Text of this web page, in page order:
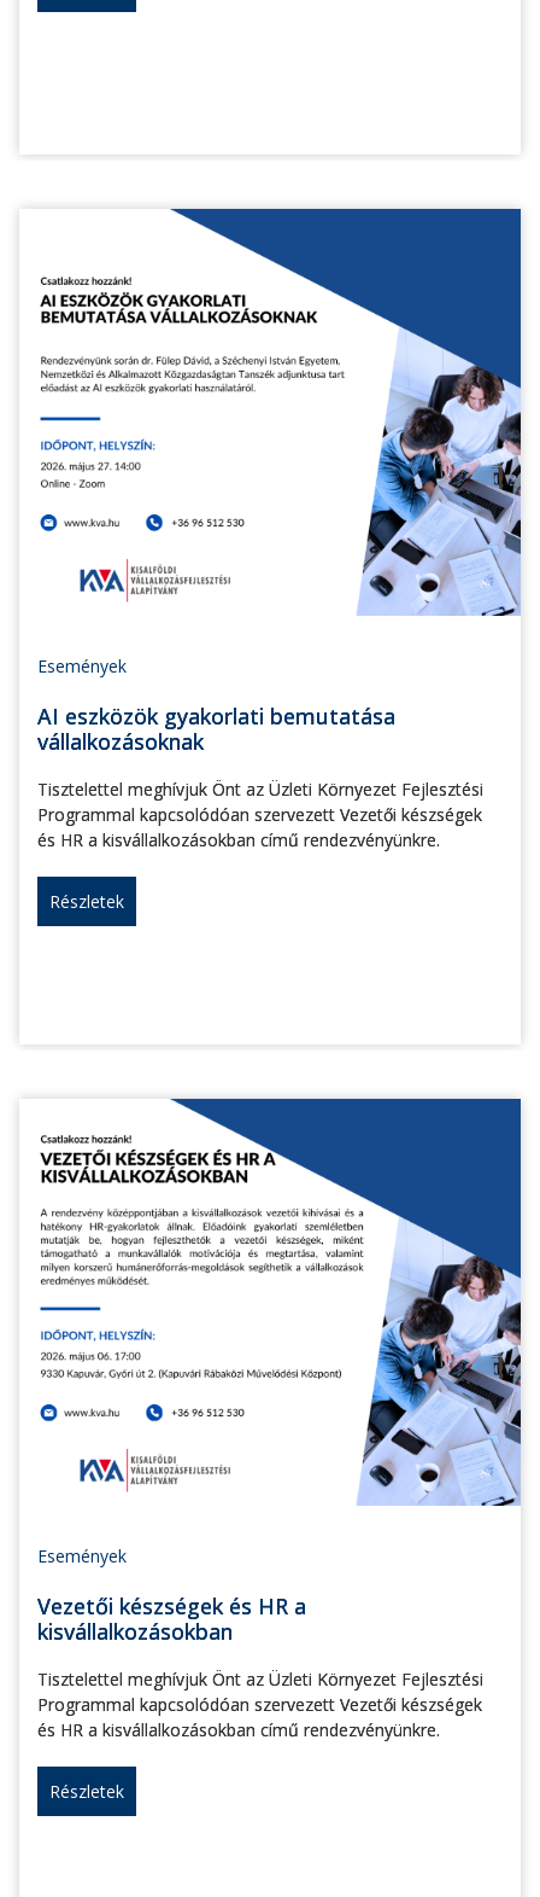
Események
AI eszközök gyakorlati bemutatása
vállalkozásoknak
Tisztelettel meghívjuk Önt az Üzleti Környezet Fejlesztési
Programmal kapcsolódóan szervezett Vezetői készségek
és HR a kisvállalkozásokban című rendezvényünkre.
Részletek
Események
Vezetői készségek és HR a
kisvállalkozásokban
Tisztelettel meghívjuk Önt az Üzleti Környezet Fejlesztési
Programmal kapcsolódóan szervezett Vezetői készségek
és HR a kisvállalkozásokban című rendezvényünkre.
Részletek